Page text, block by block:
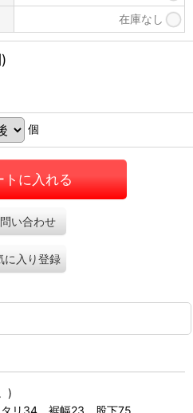
在庫なし
個
トに入れる
い合わせ
に入り登録
)
リ34 裾幅23 股下75